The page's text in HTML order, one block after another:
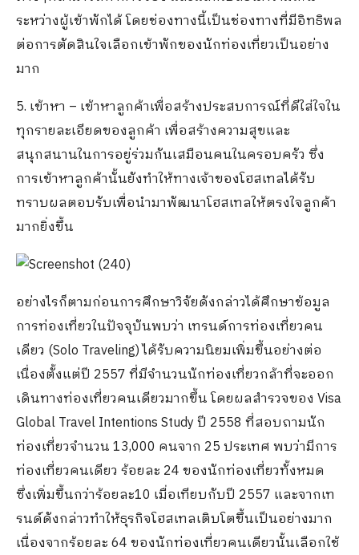
ระหว่างผู้เข้าพักได้ โดยช่องทางนี้เป็นช่องทางที่มีอิทธิพล
ต่อการตัดสินใจเลือกเข้าพักของนักท่องเที่ยวเป็นอย่าง
มาก
5. เข้าหา – เข้าหาลูกค้าเพื่อสร้างประสบการณ์ที่ดีใส่ใจใน
ทุกรายละเอียดของลูกค้า เพื่อสร้างความสุขและ
สนุกสนานในการอยู่ร่วมกันเสมือนคนในครอบครัว ซึ่ง
การเข้าหาลูกค้านั้นยังทำให้ทางเจ้าของโฮสเทลได้รับ
ทราบผลตอบรับเพื่อนำมาพัฒนาโฮสเทลให้ตรงใจลูกค้า
มากยิ่งขึ้น
อย่างไรก็ตามก่อนการศึกษาวิจัยดังกล่าวได้ศึกษาข้อมูล
การท่องเที่ยวในปัจจุบันพบว่า เทรนด์การท่องเที่ยวคน
เดียว (Solo Traveling) ได้รับความนิยมเพิ่มขึ้นอย่างต่อ
เนื่องตั้งแต่ปี 2557 ที่มีจำนวนนักท่องเที่ยวกล้าที่จะออก
เดินทางท่องเที่ยวคนเดียวมากขึ้น โดยผลสำรวจของ Visa
Global Travel Intentions Study ปี 2558 ที่สอบถามนัก
ท่องเที่ยวจำนวน 13,000 คนจาก 25 ประเทศ พบว่ามีการ
ท่องเที่ยวคนเดียว ร้อยละ 24 ของนักท่องเที่ยวทั้งหมด
ซึ่งเพิ่มขึ้นกว่าร้อยละ10 เมื่อเทียบกับปี 2557 และจากเท
รนด์ดังกล่าวทำให้ธุรกิจโฮสเทลเติบโตขึ้นเป็นอย่างมาก
เนื่องจากร้อยละ 64 ของนักท่องเที่ยวคนเดียวนั้นเลือกใช้